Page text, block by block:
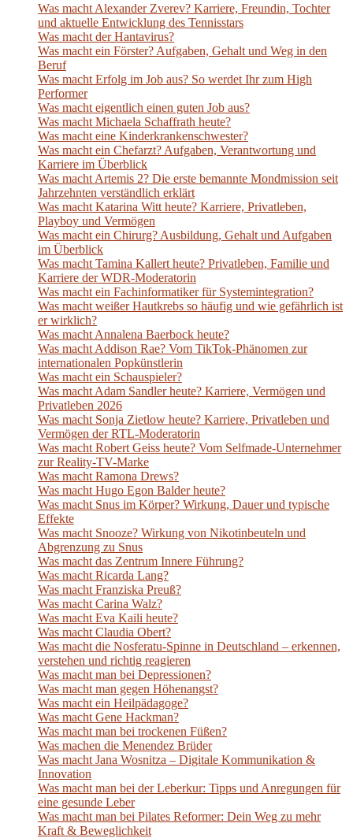
Was macht Alexander Zverev? Karriere, Freundin, Tochter
und aktuelle Entwicklung des Tennisstars
Was macht der Hantavirus?
Was macht ein Förster? Aufgaben, Gehalt und Weg in den
Beruf
Was macht Erfolg im Job aus? So werdet Ihr zum High
Performer
Was macht eigentlich einen guten Job aus?
Was macht Michaela Schaffrath heute?
Was macht eine Kinderkrankenschwester?
Was macht ein Chefarzt? Aufgaben, Verantwortung und
Karriere im Überblick
Was macht Artemis 2? Die erste bemannte Mondmission seit
Jahrzehnten verständlich erklärt
Was macht Katarina Witt heute? Karriere, Privatleben,
Playboy und Vermögen
Was macht ein Chirurg? Ausbildung, Gehalt und Aufgaben
im Überblick
Was macht Tamina Kallert heute? Privatleben, Familie und
Karriere der WDR-Moderatorin
Was macht ein Fachinformatiker für Systemintegration?
Was macht weißer Hautkrebs so häufig und wie gefährlich ist
er wirklich?
Was macht Annalena Baerbock heute?
Was macht Addison Rae? Vom TikTok-Phänomen zur
internationalen Popkünstlerin
Was macht ein Schauspieler?
Was macht Adam Sandler heute? Karriere, Vermögen und
Privatleben 2026
Was macht Sonja Zietlow heute? Karriere, Privatleben und
Vermögen der RTL-Moderatorin
Was macht Robert Geiss heute? Vom Selfmade-Unternehmer
zur Reality-TV-Marke
Was macht Ramona Drews?
Was macht Hugo Egon Balder heute?
Was macht Snus im Körper? Wirkung, Dauer und typische
Effekte
Was macht Snooze? Wirkung von Nikotinbeuteln und
Abgrenzung zu Snus
Was macht das Zentrum Innere Führung?
Was macht Ricarda Lang?
Was macht Franziska Preuß?
Was macht Carina Walz?
Was macht Eva Kaili heute?
Was macht Claudia Obert?
Was macht die Nosferatu-Spinne in Deutschland – erkennen,
verstehen und richtig reagieren
Was macht man bei Depressionen?
Was macht man gegen Höhenangst?
Was macht ein Heilpädagoge?
Was macht Gene Hackman?
Was macht man bei trockenen Füßen?
Was machen die Menendez Brüder
Was macht Jana Wosnitza – Digitale Kommunikation &
Innovation
Was macht man bei der Leberkur: Tipps und Anregungen für
eine gesunde Leber
Was macht man bei Pilates Reformer: Dein Weg zu mehr
Kraft & Beweglichkeit